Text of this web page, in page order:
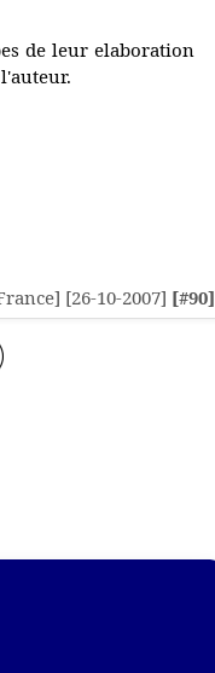
de leur elaboration
[26-10-2007] [#90]